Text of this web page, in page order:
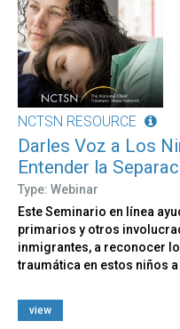
NCTSN RESOURCE
Darles Voz a Los
Entender la
Type: Webinar
Este Seminario en línea
primarios y otros
inmigrantes, a reconocer
traumática en estos niños
view